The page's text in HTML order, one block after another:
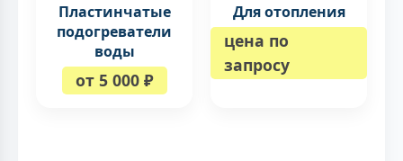
Пластинчатые
подогреватели
воды
от 5 000 ₽
Для отопления
цена по
запросу